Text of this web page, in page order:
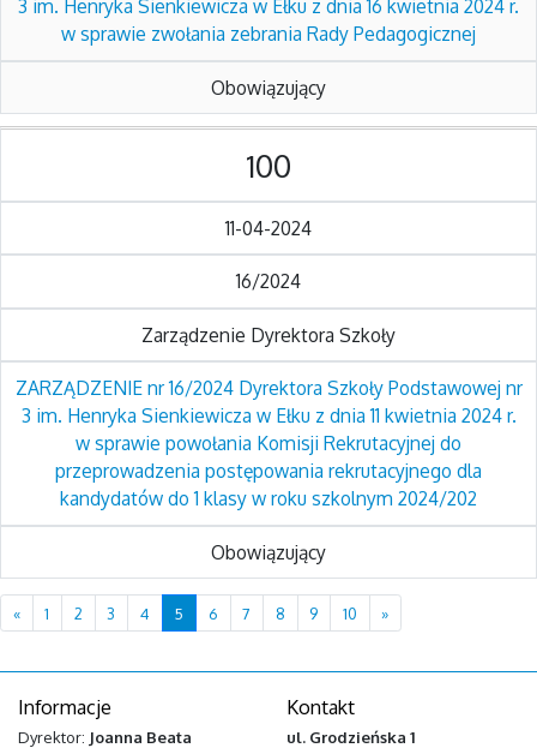
3 im. Henryka Sienkiewicza w Ełku z dnia 16 kwietnia 2024 r.
w sprawie zwołania zebrania Rady Pedagogicznej
Obowiązujący
100
11-04-2024
16/2024
Zarządzenie Dyrektora Szkoły
ZARZĄDZENIE nr 16/2024 Dyrektora Szkoły Podstawowej nr
3 im. Henryka Sienkiewicza w Ełku z dnia 11 kwietnia 2024 r.
w sprawie powołania Komisji Rekrutacyjnej do
przeprowadzenia postępowania rekrutacyjnego dla
kandydatów do 1 klasy w roku szkolnym 2024/202
Obowiązujący
«Previous
1 2 3 4 5 6 7 8 9 10 »Next
Informacje
Dyrektor: Joanna Beata
Kontakt
ul. Grodzieńska 1